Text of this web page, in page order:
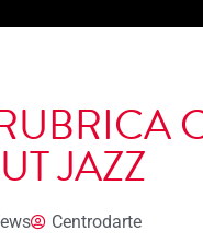
JAZZ
Centrodarte